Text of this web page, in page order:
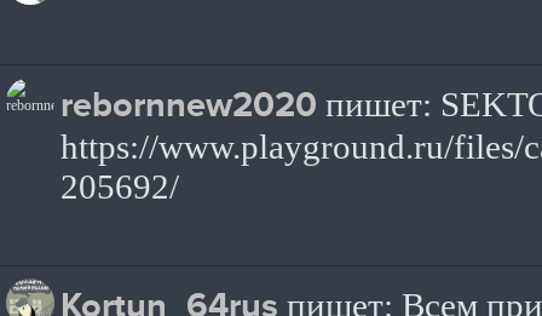
rebornnew2020 пишет:
https://www.playground.ru/files/
205692/
Kortun_64rus пишет: Всем